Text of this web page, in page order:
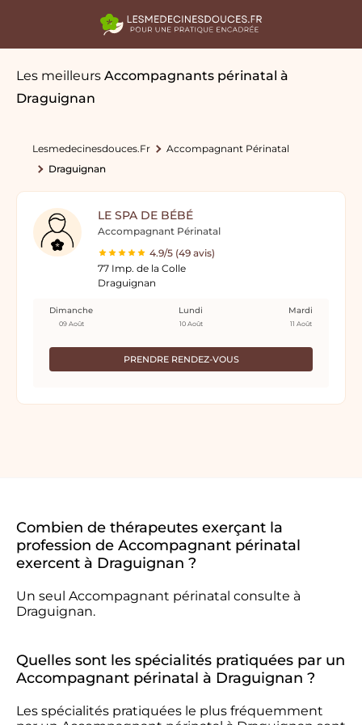
Les meilleurs Accompagnants périnatal à
Draguignan
Lesmedecinesdouces.fr
Accompagnant Périnatal
Draguignan
LE SPA DE BÉBÉ
Accompagnant Périnatal
4.9/5 (49 avis)
77 Imp. de la Colle
Draguignan
PRENDRE RENDEZ-VOUS
Dimanche
09 Août
Lundi
10 Août
Mardi
11 Août
Combien de thérapeutes exerçant la
profession de Accompagnant périnatal
exercent à Draguignan ?
Un seul Accompagnant périnatal consulte à
Draguignan.
Quelles sont les spécialités pratiquées par un
Accompagnant périnatal à Draguignan ?
Les spécialités pratiquées le plus fréquemment